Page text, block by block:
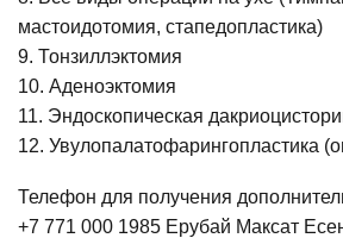
мастоидотомия, стапедопластика)
9. Тонзиллэктомия
10. Аденоэктомия
11. Эндоскопическая
12. Увулопалатофарингопластика
Телефон для получения
+7 771 000 1985 Ерубай Максат